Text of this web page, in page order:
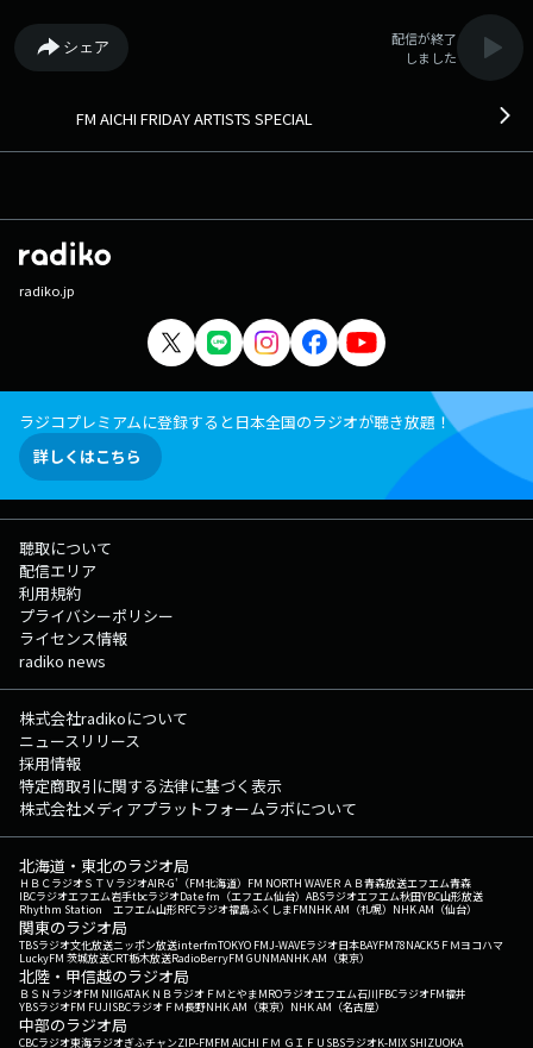
「#FMAICHI」 Xアカウントは「@FMAICHI」
シェア
配信が終了
しました
FM AICHI FRIDAY ARTISTS SPECIAL
radiko.jp
ラジコプレミアムに登録すると日本全国のラジオが聴き放題！
詳しくはこちら
聴取について
配信エリア
利用規約
プライバシーポリシー
ライセンス情報
radiko news
株式会社radikoについて
ニュースリリース
採用情報
特定商取引に関する法律に基づく表示
株式会社メディアプラットフォームラボについて
北海道・東北のラジオ局
ＨＢＣラジオＳＴＶラジオAIR-G'（FM北海道） FM NORTH WAVEＲＡＢ青森放送エフエム青森
IBCラジオエフエム岩手tbcラジオDate fm（エフエム仙台） ABSラジオエフエム秋田YBC山形放送
Rhythm Station エフエム山形RFCラジオ福島ふくしまFMNHK AM（札幌） NHK AM（仙台）
関東のラジオ局
TBSラジオ文化放送ニッポン放送interfmTOKYO FMJ-WAVEラジオ日本BAYFM78NACK5 ＦＭヨコハマ
LuckyFM 茨城放送CRT栃木放送RadioBerryFM GUNMANHK AM（東京）
北陸・甲信越のラジオ局
ＢＳＮラジオFM NIIGATAＫＮＢラジオ ＦＭとやまMROラジオエフエム石川FBCラジオFM福井
YBSラジオFM FUJISBCラジオ ＦＭ長野NHK AM（東京） NHK AM（名古屋）
中部のラジオ局
CBCラジオ東海ラジオぎふチャンZIP-FMFM AICHI ＦＭ ＧＩＦＵ SBSラジオK-MIX SHIZUOKA